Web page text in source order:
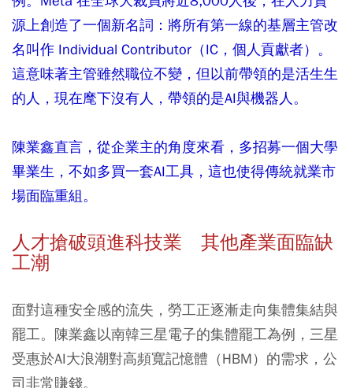
源上創造了一個新名詞：將所有第一線的基層主管改
名叫作 Individual Contributor（IC，個人貢獻者）。
這意味著主管雖然職位不變，但以前帶領的是活生生
的人，現在麾下沒有人，帶領的是AI與機器人。
陳業鑫直言，從企業主的角度來看，多招募一個大學
畢業生，不如多買一套AI工具，這也使得傳統就業市
場面臨重組。
人才搶破頭進科技業 其他產業面臨缺
工潮
面對這種安全感的流失，勞工正逐漸走向集體集結與
罷工。陳業鑫以南韓三星電子的集體罷工為例，三星
受惠於AI大浪潮對高頻寬記憶體（HBM）的需求，公
司非常賺錢。